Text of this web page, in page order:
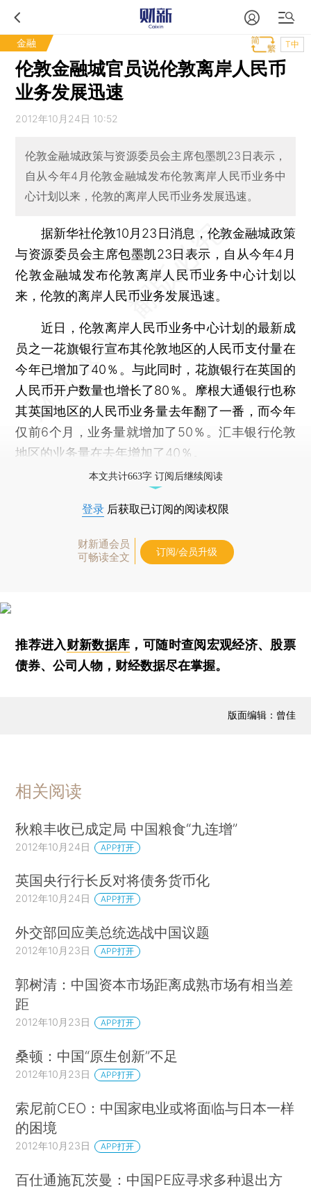
金融 T中
伦敦金融城官员说伦敦离岸人民币
业务发展迅速
2012年10月24日 10:52
伦敦金融城政策与资源委员会主席包墨凯23日表示，
自从今年4月伦敦金融城发布伦敦离岸人民币业务中
心计划以来，伦敦的离岸人民币业务发展迅速。
据新华社伦敦10月23日消息，伦敦金融城政策
与资源委员会主席包墨凯23日表示，自从今年4月
伦敦金融城发布伦敦离岸人民币业务中心计划以
来，伦敦的离岸人民币业务发展迅速。
近日，伦敦离岸人民币业务中心计划的最新成
员之一花旗银行宣布其伦敦地区的人民币支付量在
今年已增加了40％。与此同时，花旗银行在英国的
人民币开户数量也增长了80％。摩根大通银行也称
其英国地区的人民币业务量去年翻了一番，而今年
仅前6个月，业务量就增加了50％。汇丰银行伦敦
地区的业务量在去年增加了40％。
本文共计663字 订阅后继续阅读
登录 后获取已订阅的阅读权限
财新通会员
可畅读全文
订阅/会员升级
推荐进入财新数据库 ，可随时查阅宏观经济、股票
债券、公司人物，财经数据尽在掌握。
版面编辑：曾佳
相关阅读
秋粮丰收已成定局 中国粮食“九连增”
2012年10月24日 APP打开
英国央行行长反对将债务货币化
2012年10月24日 APP打开
外交部回应美总统选战中国议题
2012年10月23日 APP打开
郭树清：中国资本市场距离成熟市场有相当差
距
2012年10月23日 APP打开
桑顿：中国“原生创新”不足
2012年10月23日 APP打开
索尼前CEO：中国家电业或将面临与日本一样
的困境
2012年10月23日 APP打开
百仕通施瓦茨曼：中国PE应寻求多种退出方